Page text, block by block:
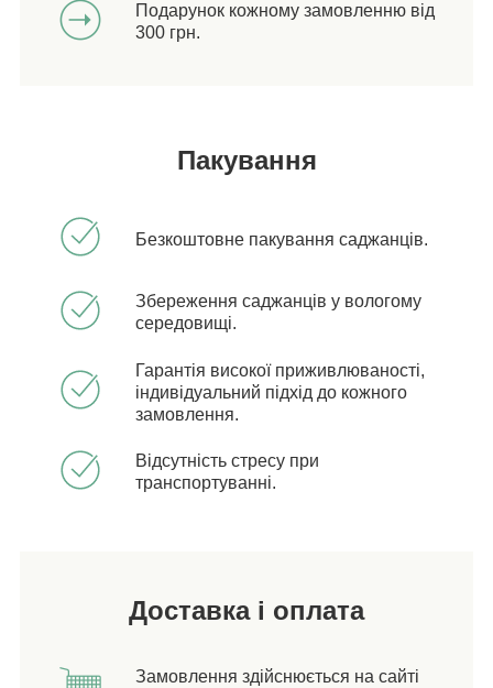
Подарунок кожному замовленню від
300 грн.
Пакування
Безкоштовне пакування саджанців.
Збереження саджанців у вологому
середовищі.
Гарантія високої приживлюваності,
індивідуальний підхід до кожного
замовлення.
Відсутність стресу при
транспортуванні.
Доставка і оплата
Замовлення здійснюється на сайті